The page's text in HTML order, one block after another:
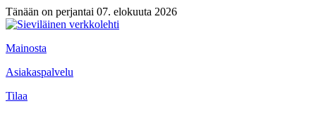
Tänään on perjantai 07. elokuuta 2026
Mainosta
Asiakaspalvelu
Tilaa